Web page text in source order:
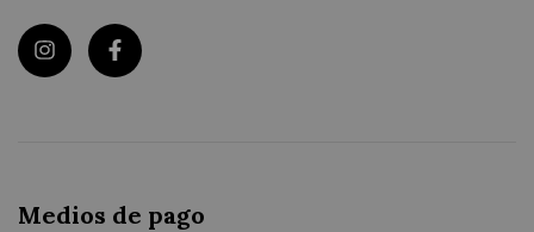
Medios de pago